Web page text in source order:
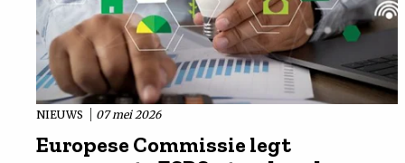
NIEUWS 07 mei 2026
Europese Commissie legt